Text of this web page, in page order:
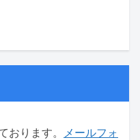
おります。
メールフォ